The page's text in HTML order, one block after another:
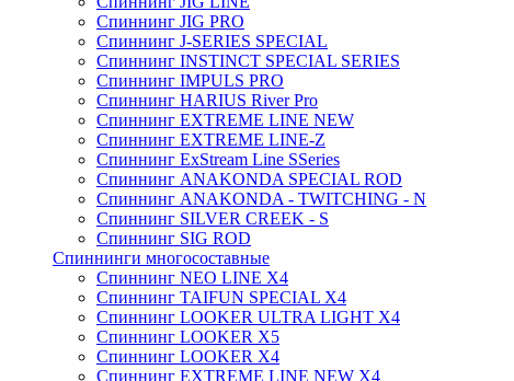
Спиннинг JIG PRO
Спиннинг J-SERIES SPECIAL
Спиннинг INSTINCT SPECIAL SERIES
Спиннинг IMPULS PRO
Спиннинг HARIUS River Pro
Спиннинг EXTREME LINE NEW
Спиннинг EXTREME LINE-Z
Спиннинг ExStream Line SSeries
Спиннинг ANAKONDA SPECIAL ROD
Спиннинг ANAKONDA - TWITCHING - N
Спиннинг SILVER CREEK - S
Спиннинг SIG ROD
Спиннинги многосоставные
Спиннинг NEO LINE X4
Спиннинг TAIFUN SPECIAL X4
Спиннинг LOOKER ULTRA LIGHT X4
Спиннинг LOOKER X5
Спиннинг LOOKER X4
Спиннинг EXTREME LINE NEW X4